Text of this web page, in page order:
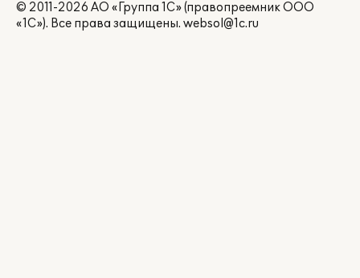
© 2011-2026 АО «Группа 1С» (правопреемник ООО
«1С»). Все права защищены. websol@1c.ru